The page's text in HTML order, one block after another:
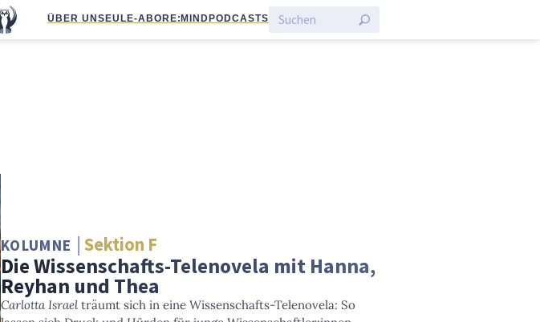
ÜBER UNS EULE-ABO RE:MIND PODCASTS
KOLUMNE Sektion F
Die Wissenschafts-Telenovela mit Hanna,
Reyhan und Thea
Carlotta Israel träumt sich in eine Wissenschafts-Telenovela: So